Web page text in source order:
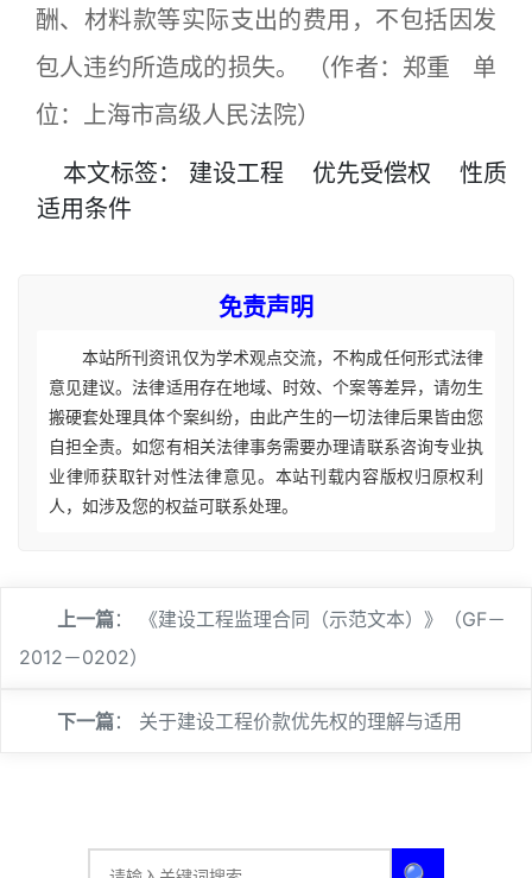
酬、材料款等实际支出的费用，不包括因发
包人违约所造成的损失。 （作者：郑重 单
位：上海市高级人民法院）
本文标签： 建设工程 优先受偿权
性质
适用条件
免责声明
本站所刊资讯仅为学术观点交流，不构成任何形式法律
意见建议。法律适用存在地域、时效、个案等差异，请勿生
搬硬套处理具体个案纠纷，由此产生的一切法律后果皆由您
自担全责。如您有相关法律事务需要办理请联系咨询专业执
业律师获取针对性法律意见。本站刊载内容版权归原权利
人，如涉及您的权益可联系处理。
上一篇：
《建设工程监理合同（示范文本）》（GF－
2012－0202）
下一篇： 关于建设工程价款优先权的理解与适用